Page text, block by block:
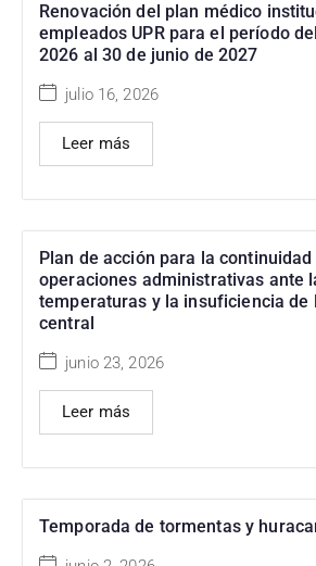
Renovación del plan médico
empleados UPR para el período
2026 al 30 de junio de 2027
julio 16, 2026
Leer más
Plan de acción para la continuidad
operaciones administrativas ante
temperaturas y la insuficiencia de
central
junio 23, 2026
Leer más
Temporada de tormentas y